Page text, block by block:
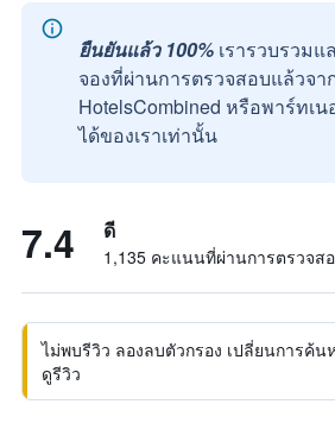
ยืนยันแล้ว 100% เรารวบรวม
จองที่ผ่านการตรวจสอบแล้วจา
HotelsCombined หรือพาร์ทเ
ได้ของเราเท่านั้น
7.4 ดี
1,135 คะแนนที่ผ่านการตรวจส
ไม่พบรีวิว ลองลบตัวกรอง เปลี่ยนการค้น
ดูรีวิว